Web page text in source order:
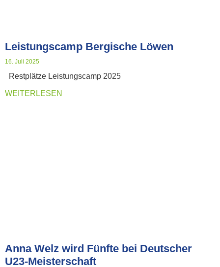
Leistungscamp Bergische Löwen
16. Juli 2025
Restplätze Leistungscamp 2025
WEITERLESEN
Anna Welz wird Fünfte bei Deutscher
U23-Meisterschaft